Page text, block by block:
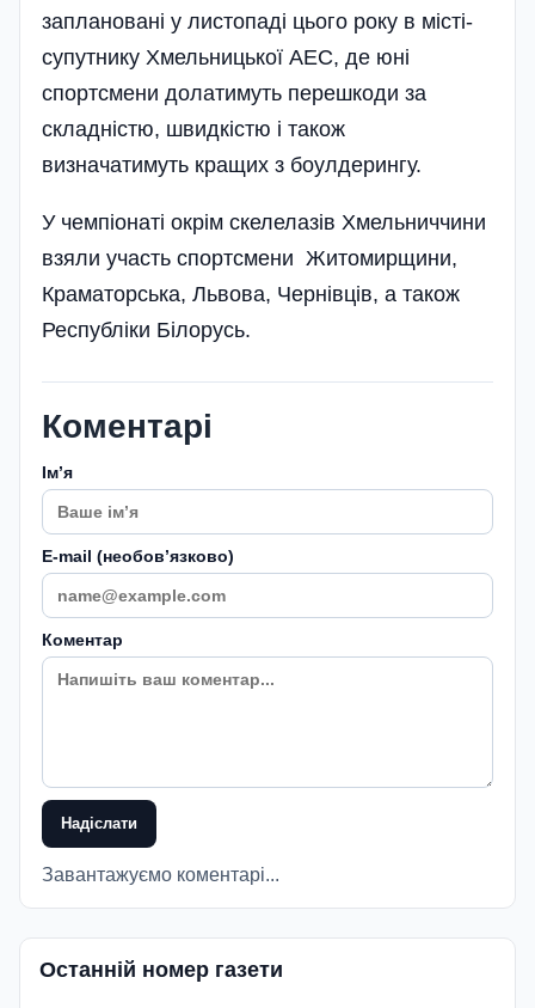
заплановані у листопаді цього року в місті-
супутнику Хмельницької АЕС, де юні
спортсмени долатимуть перешкоди за
складні­стю, швидкістю і також
визначатимуть кращих з боулдерингу.
У чемпіонаті окрім скелелазів Хмельниччини
взяли участь спортсмени Житомирщини,
Краматорська, Львова, Чернівців, а також
Республіки Білорусь.
Коментарі
Імʼя
E-mail (необовʼязково)
Коментар
Надіслати
Завантажуємо коментарі...
Останній номер газети